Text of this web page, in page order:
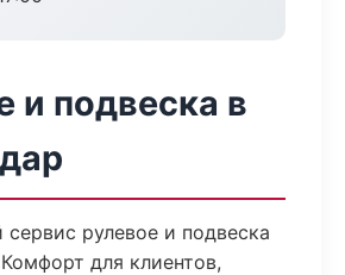
и подвеска в
рулевое и подвеска
для клиентов,